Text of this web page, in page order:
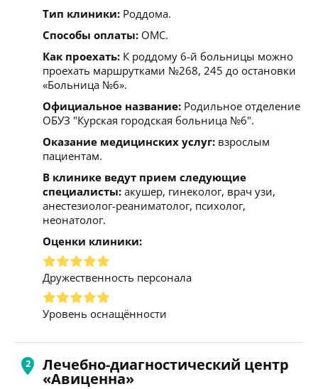
Тип клиники: Роддома.
Способы оплаты: ОМС.
Как проехать: К роддому 6-й больницы можно
проехать маршрутками №268, 245 до остановки
«Больница №6».
Официальное название: Родильное отделение
ОБУЗ "Курская городская больница №6".
Оказание медицинских услуг: взрослым
пациентам.
В клинике ведут прием следующие
специалисты: акушер, гинеколог, врач узи,
анестезиолог-реаниматолог, психолог,
неонатолог.
Оценки клиники:
Дружественность персонала
Уровень оснащённости
Лечебно-диагностический центр
«Авиценна»